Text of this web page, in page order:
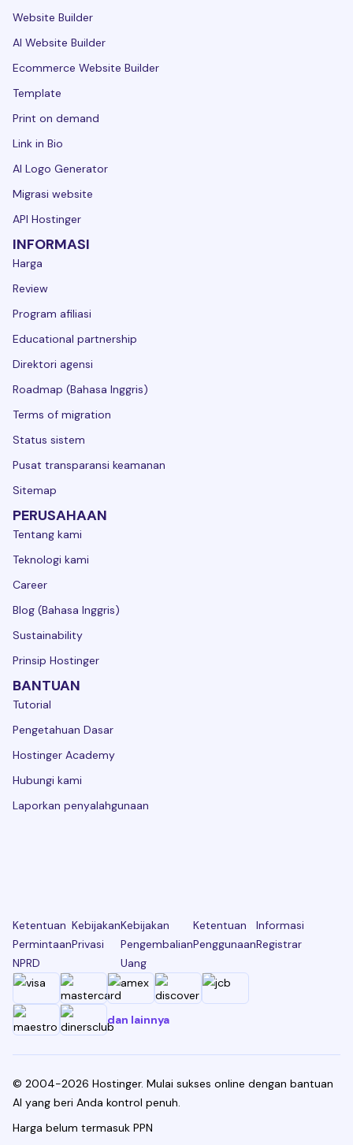
Website Builder
AI Website Builder
Ecommerce Website Builder
Template
Print on demand
Link in Bio
AI Logo Generator
Migrasi website
API Hostinger
INFORMASI
Harga
Review
Program afiliasi
Educational partnership
Direktori agensi
Roadmap (Bahasa Inggris)
Terms of migration
Status sistem
Pusat transparansi keamanan
Sitemap
PERUSAHAAN
Tentang kami
Teknologi kami
Career
Blog (Bahasa Inggris)
Sustainability
Prinsip Hostinger
BANTUAN
Tutorial
Pengetahuan Dasar
Hostinger Academy
Hubungi kami
Laporkan penyalahgunaan
Ketentuan
Permintaan
NPRD
Kebijakan
Privasi
Kebijakan
Pengembalian
Uang
Ketentuan
Penggunaan
Informasi
Registrar
dan lainnya
© 2004-2026 Hostinger. Mulai sukses online dengan bantuan
AI yang beri Anda kontrol penuh.
Harga belum termasuk PPN